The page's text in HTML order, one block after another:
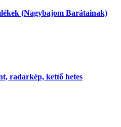
(Nagybajom Barátainak)
radarkép, kettő hetes